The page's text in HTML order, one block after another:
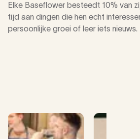
Elke Baseflower besteedt 10% van
tijd aan dingen die hen echt
persoonlijke groei of leer iets nieuws.